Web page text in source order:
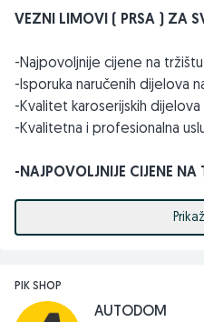
VEZNI LIMOVI ( PRSA ) ZA
-Najpovoljnije cijene na tržištu
-Isporuka naručenih dijelova
-Kvalitet karoserijskih dijelova
-Kvalitetna i profesionalna
-NAJPOVOLJNIJE CIJENE NA
Pored veznih limova ( prsa )
svi ostali karoserijski dijelovi
štoplampe, blatobrani,
spojleri branika (lipovi),
PIK SHOP
AUTODOM